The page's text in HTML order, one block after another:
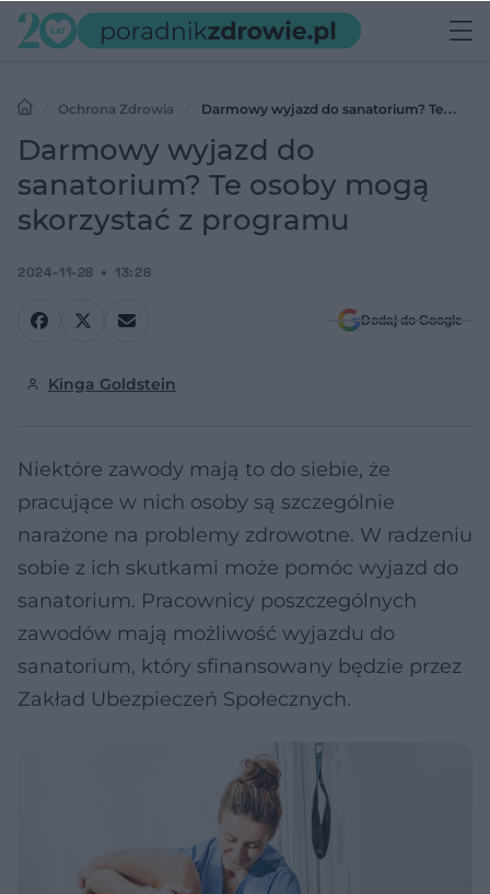
Ochrona Zdrowia
Darmowy wyjazd do sanatorium? Te
osoby mogą skorzystać z programu
Darmowy wyjazd do
sanatorium? Te osoby mogą
skorzystać z programu
2024-11-28 13:28
Dodaj do Google
Kinga Goldstein
Niektóre zawody mają to do siebie, że
pracujące w nich osoby są szczególnie
narażone na problemy zdrowotne. W radzeniu
sobie z ich skutkami może pomóc wyjazd do
sanatorium. Pracownicy poszczególnych
zawodów mają możliwość wyjazdu do
sanatorium, który sfinansowany będzie przez
Zakład Ubezpieczeń Społecznych.